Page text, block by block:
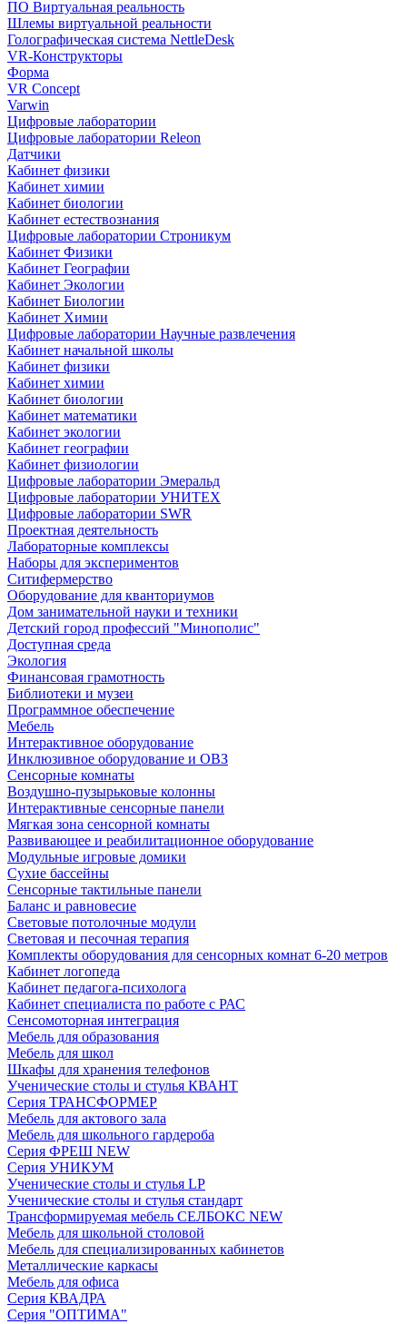
ПО Виртуальная реальность
Шлемы виртуальной реальности
Голографическая система NettleDesk
VR-Конструкторы
Форма
VR Concept
Varwin
Цифровые лаборатории
Цифровые лаборатории Releon
Датчики
Кабинет физики
Кабинет химии
Кабинет биологии
Кабинет естествознания
Цифровые лаборатории Строникум
Кабинет Физики
Кабинет Географии
Кабинет Экологии
Кабинет Биологии
Кабинет Химии
Цифровые лаборатории Научные развлечения
Кабинет начальной школы
Кабинет физики
Кабинет химии
Кабинет биологии
Кабинет математики
Кабинет экологии
Кабинет географии
Кабинет физиологии
Цифровые лаборатории Эмеральд
Цифровые лаборатории УНИТЕХ
Цифровые лаборатории SWR
Проектная деятельность
Лабораторные комплексы
Наборы для экспериментов
Ситифермерство
Оборудование для кванториумов
Дом занимательной науки и техники
Детский город профессий "Минополис"
Доступная среда
Экология
Финансовая грамотность
Библиотеки и музеи
Программное обеспечение
Мебель
Интерактивное оборудование
Инклюзивное оборудование и ОВЗ
Cенсорные комнаты
Воздушно-пузырьковые колонны
Интерактивные сенсорные панели
Мягкая зона сенсорной комнаты
Развивающее и реабилитационное оборудование
Модульные игровые домики
Сухие бассейны
Сенсорные тактильные панели
Баланс и равновесие
Световые потолочные модули
Световая и песочная терапия
Комплекты оборудования для сенсорных комнат 6-20 метров
Кабинет логопеда
Кабинет педагога-психолога
Кабинет специалиста по работе с РАС
Сенсомоторная интеграция
Мебель для образования
Мебель для школ
Шкафы для хранения телефонов
Ученические столы и стулья КВАНТ
Серия ТРАНСФОРМЕР
Мебель для актового зала
Мебель для школьного гардероба
Серия ФРЕШ NEW
Серия УНИКУМ
Ученические столы и стулья LP
Ученические столы и стулья стандарт
Трансформируемая мебель СЕЛБОКС NEW
Мебель для школьной столовой
Мебель для специализированных кабинетов
Металлические каркасы
Мебель для офиса
Серия КВАДРА
Серия "ОПТИМА"